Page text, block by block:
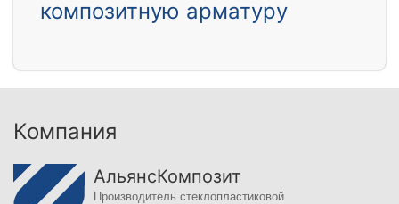
композитную арматуру
Компания
АльянсКомпозит
Производитель стеклопластиковой